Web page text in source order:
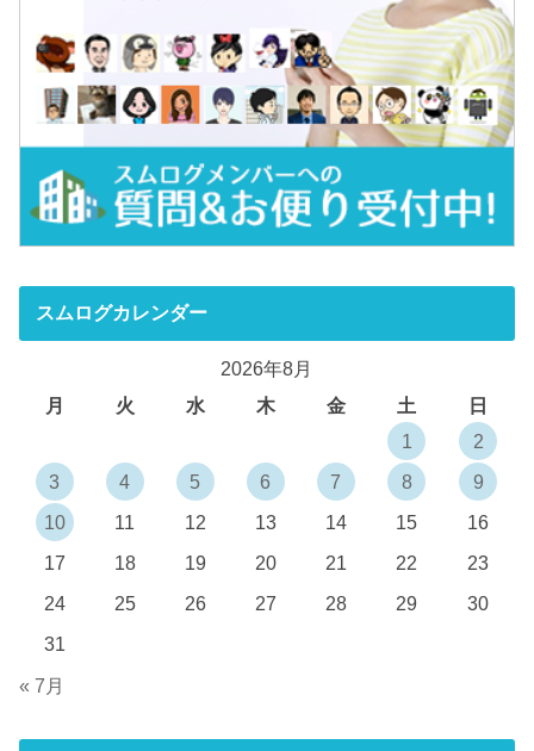
スムログカレンダー
2026年8月
月
火 水 木 金 土
日
1
2
3
4 5 6 7 8
9
10
11 12 13 14 15
16
17
18 19 20 21 22
23
24
25 26 27 28 29
30
31
« 7月